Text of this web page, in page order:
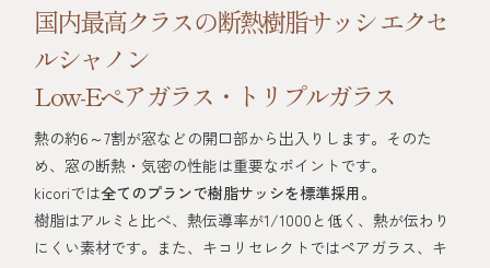
国内最高クラスの断熱樹脂サッシ エクセ
ルシャノン
Low-Eペアガラス・トリプルガラス
熱の約6～7割が窓などの開口部から出入りします。そのた
め、窓の断熱・気密の性能は重要なポイントです。
kicoriでは全てのプランで樹脂サッシを標準採用。
樹脂はアルミと比べ、熱伝導率が1/1000と低く、熱が伝わり
にくい素材です。また、キコリセレクトではペアガラス、キ